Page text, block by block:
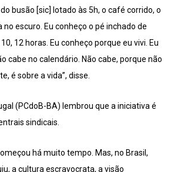
busão [sic] lotado às 5h, o café corrido, o
escuro. Eu conheço o pé inchado de
12 horas. Eu conheço porque eu vivi. Eu
cabe no calendário. Não cabe, porque não
é sobre a vida”, disse.
(PCdoB-BA) lembrou que a iniciativa é
sindicais.
há muito tempo. Mas, no Brasil,
a cultura escravocrata, a visão